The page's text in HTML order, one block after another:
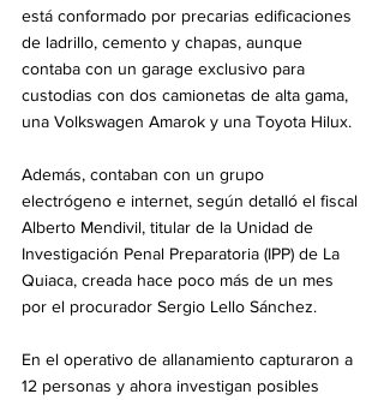
está conformado por precarias edificaciones
de ladrillo, cemento y chapas, aunque
contaba con un garage exclusivo para
custodias con dos camionetas de alta gama,
una Volkswagen Amarok y una Toyota Hilux.
Además, contaban con un grupo
electrógeno e internet, según detalló el fiscal
Alberto Mendivil, titular de la Unidad de
Investigación Penal Preparatoria (IPP) de La
Quiaca, creada hace poco más de un mes
por el procurador Sergio Lello Sánchez.
En el operativo de allanamiento capturaron a
12 personas y ahora investigan posibles